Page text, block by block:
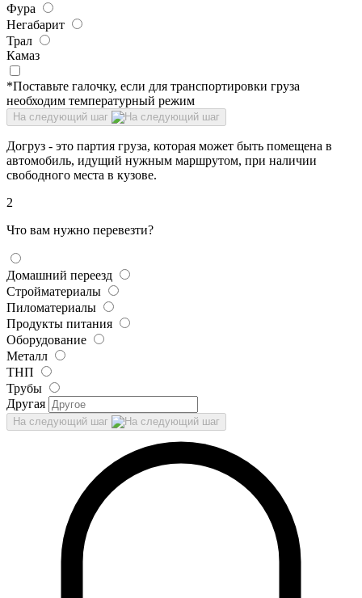
Фура
Негабарит
Трал
Камаз
*Поставьте галочку, если для транспортировки груза
необходим температурный режим
На следующий шаг
Догруз - это партия груза, которая может быть помещена в
автомобиль, идущий нужным маршрутом, при наличии
свободного места в кузове.
2
Что вам нужно перевезти?
Домашний переезд
Стройматериалы
Пиломатериалы
Продукты питания
Оборудование
Металл
ТНП
Трубы
Другая
На следующий шаг